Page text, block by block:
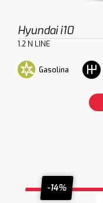
Hyundai i10
1.2 N LINE
Gasolina
-14%